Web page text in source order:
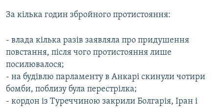
За кілька годин збройного протистояння:
- влада кілька разів заявляла про придушення
повстання, після чого протистояння лише
посилювалося;
- на будівлю парламенту в Анкарі скинули чотири
бомби, поблизу була перестрілка;
- кордон із Туреччиною закрили Болгарія, Іран і